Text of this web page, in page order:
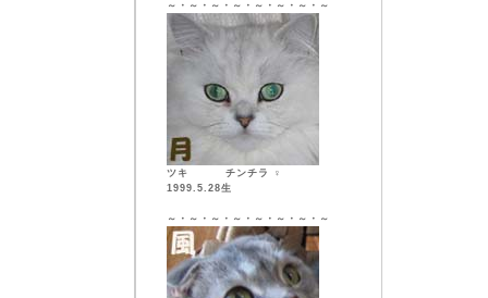
～・～・～・～・～・～・～・～
ツキ チンチラ ♀
1999.5.28生
～・～・～・～・～・～・～・～